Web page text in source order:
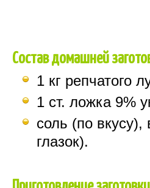
Состав домашней
1 кг репчатого
1 ст. ложка 9%
соль (по вкусу),
глазок).